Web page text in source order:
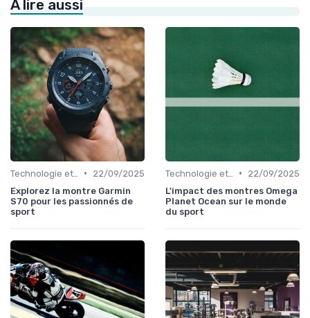
À lire aussi
•
22/09/2025
Explorez la montre Garmin
S70 pour les passionnés de
sport
•
22/09/2025
L'impact des montres Omega
Planet Ocean sur le monde
du sport